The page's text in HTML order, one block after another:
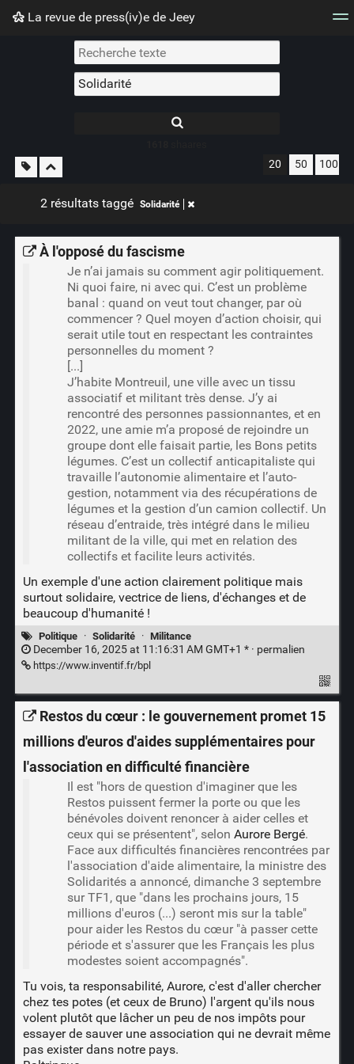
La revue de press(iv)e de Jeey
Nuage de tags Mur d'images
20 50 100
2 résultats taggé Solidarité
À l'opposé du fascisme
Je n’ai jamais su comment agir politiquement.
Ni quoi faire, ni avec qui. C’est un problème
banal : quand on veut tout changer, par où
commencer ? Quel moyen d’action choisir, qui
serait utile tout en respectant les contraintes
personnelles du moment ?
[...]
J’habite Montreuil, une ville avec un tissu
associatif et militant très dense. J’y ai
rencontré des personnes passionnantes, et en
2022, une amie m’a proposé de rejoindre un
groupe dont elle faisait partie, les Bons petits
légumes. C’est un collectif anticapitaliste qui
travaille l’autonomie alimentaire et l’auto-
gestion, notamment via des récupérations de
légumes et la gestion d’un camion collectif. Un
réseau d’entraide, très intégré dans le milieu
militant de la ville, qui met en relation des
collectifs et facilite leurs activités.
Un exemple d'une action clairement politique mais
surtout solidaire, vectrice de liens, d'échanges et de
beaucoup d'humanité !
Politique · Solidarité · Militance
December 16, 2025 at 11:16:31 AM GMT+1 * · permalien
https://www.inventif.fr/bpl
Restos du cœur : le gouvernement promet 15
millions d'euros d'aides supplémentaires pour
l'association en difficulté financière
Il est "hors de question d'imaginer que les
Restos puissent fermer la porte ou que les
bénévoles doivent renoncer à aider celles et
ceux qui se présentent", selon Aurore Bergé.
Face aux difficultés financières rencontrées par
l'association d'aide alimentaire, la ministre des
Solidarités a annoncé, dimanche 3 septembre
sur TF1, que "dans les prochains jours, 15
millions d'euros (...) seront mis sur la table"
pour aider les Restos du cœur "à passer cette
période et s'assurer que les Français les plus
modestes soient accompagnés".
Tu vois, ta responsabilité, Aurore, c'est d'aller chercher
chez tes potes (et ceux de Bruno) l'argent qu'ils nous
volent plutôt que lâcher un peu de nos impôts pour
essayer de sauver une association qui ne devrait même
pas exister dans notre pays.